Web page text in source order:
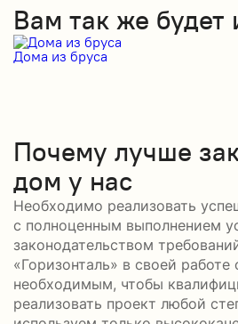
Вам так же будет
Дома из бруса
Почему лучше
дом у нас
Необходимо реализовать
с полноценным выполнением
законодательством
«Горизонталь» в своей работе
необходимым, чтобы
реализовать проект любой